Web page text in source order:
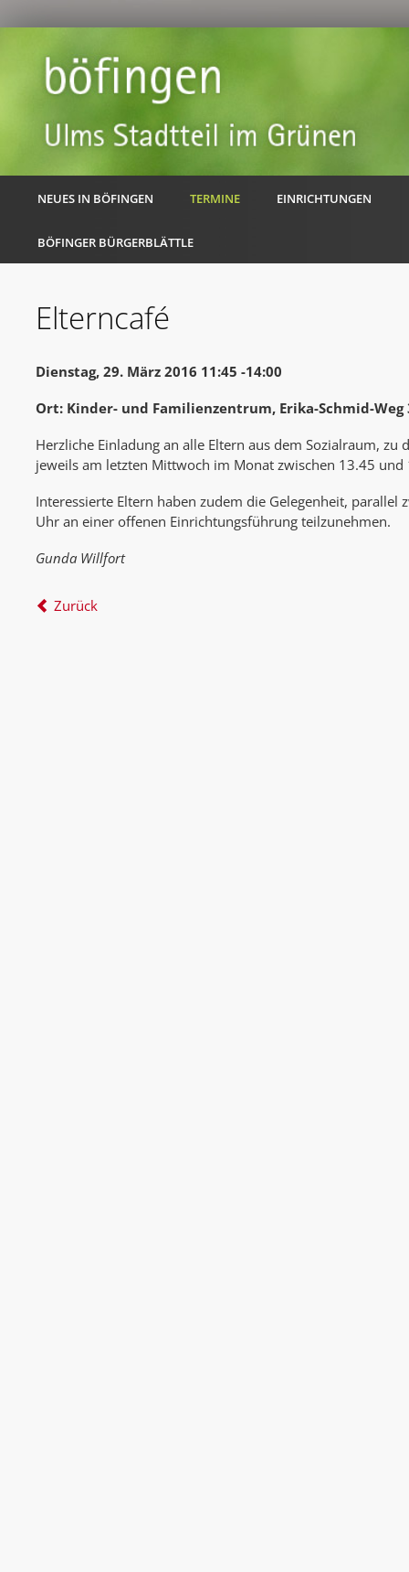
NEUES IN BÖFINGEN TERMINE EINRICHTUNGEN
BÖFINGER BÜRGERBLÄTTLE
Elterncafé
Dienstag, 29. März 2016 11:45 -14:00
Ort: Kinder- und Familienzentrum, Erika-Schmid-Weg
Herzliche Einladung an alle Eltern aus dem Sozialraum, zu
jeweils am letzten Mittwoch im Monat zwischen 13.45
Interessierte Eltern haben zudem die Gelegenheit, parallel
Uhr an einer offenen Einrichtungsführung teilzunehmen.
Gunda Willfort
Zurück